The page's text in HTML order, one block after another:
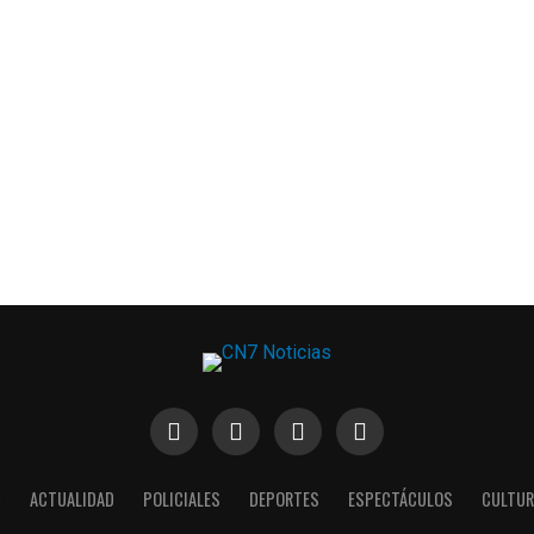
ACTUALIDAD POLICIALES DEPORTES ESPECTÁCULOS